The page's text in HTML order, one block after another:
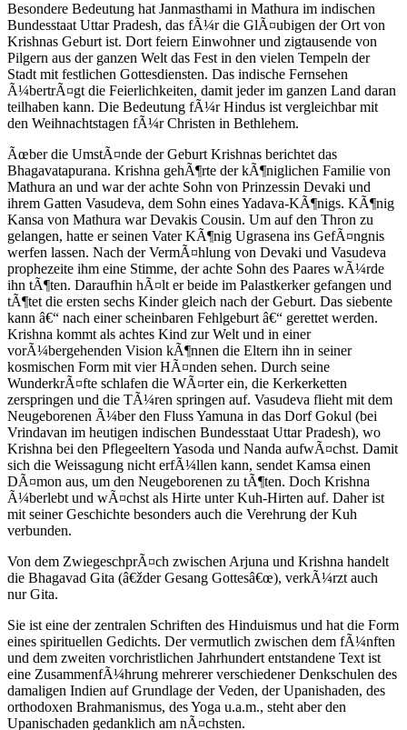
Besondere Bedeutung hat Janmasthami in Mathura im indischen
Bundesstaat Uttar Pradesh, das fÃ¼r die GlÃ¤ubigen der Ort von
Krishnas Geburt ist. Dort feiern Einwohner und zigtausende von
Pilgern aus der ganzen Welt das Fest in den vielen Tempeln der
Stadt mit festlichen Gottesdiensten. Das indische Fernsehen
Ã¼bertrÃ¤gt die Feierlichkeiten, damit jeder im ganzen Land daran
teilhaben kann. Die Bedeutung fÃ¼r Hindus ist vergleichbar mit
den Weihnachtstagen fÃ¼r Christen in Bethlehem.
Ãœber die UmstÃ¤nde der Geburt Krishnas berichtet das
Bhagavatapurana. Krishna gehÃ¶rte der kÃ¶niglichen Familie von
Mathura an und war der achte Sohn von Prinzessin Devaki und
ihrem Gatten Vasudeva, dem Sohn eines Yadava-KÃ¶nigs. KÃ¶nig
Kansa von Mathura war Devakis Cousin. Um auf den Thron zu
gelangen, hatte er seinen Vater KÃ¶nig Ugrasena ins GefÃ¤ngnis
werfen lassen. Nach der VermÃ¤hlung von Devaki und Vasudeva
prophezeite ihm eine Stimme, der achte Sohn des Paares wÃ¼rde
ihn tÃ¶ten. Daraufhin hÃ¤lt er beide im Palastkerker gefangen und
tÃ¶tet die ersten sechs Kinder gleich nach der Geburt. Das siebente
kann â€“ nach einer scheinbaren Fehlgeburt â€“ gerettet werden.
Krishna kommt als achtes Kind zur Welt und in einer
vorÃ¼bergehenden Vision kÃ¶nnen die Eltern ihn in seiner
kosmischen Form mit vier HÃ¤nden sehen. Durch seine
WunderkrÃ¤fte schlafen die WÃ¤rter ein, die Kerkerketten
zerspringen und die TÃ¼ren springen auf. Vasudeva flieht mit dem
Neugeborenen Ã¼ber den Fluss Yamuna in das Dorf Gokul (bei
Vrindavan im heutigen indischen Bundesstaat Uttar Pradesh), wo
Krishna bei den Pflegeeltern Yasoda und Nanda aufwÃ¤chst. Damit
sich die Weissagung nicht erfÃ¼llen kann, sendet Kamsa einen
DÃ¤mon aus, um den Neugeborenen zu tÃ¶ten. Doch Krishna
Ã¼berlebt und wÃ¤chst als Hirte unter Kuh-Hirten auf. Daher ist
mit seiner Geschichte besonders auch die Verehrung der Kuh
verbunden.
Von dem ZwiegeschprÃ¤ch zwischen Arjuna und Krishna handelt
die Bhagavad Gita (â€žder Gesang Gottesâ€œ), verkÃ¼rzt auch
nur Gita.
Sie ist eine der zentralen Schriften des Hinduismus und hat die Form
eines spirituellen Gedichts. Der vermutlich zwischen dem fÃ¼nften
und dem zweiten vorchristlichen Jahrhundert entstandene Text ist
eine ZusammenfÃ¼hrung mehrerer verschiedener Denkschulen des
damaligen Indien auf Grundlage der Veden, der Upanishaden, des
orthodoxen Brahmanismus, des Yoga u.a.m., steht aber den
Upanischaden gedanklich am nÃ¤chsten.